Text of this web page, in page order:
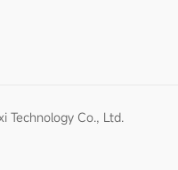
Technology Co., Ltd.